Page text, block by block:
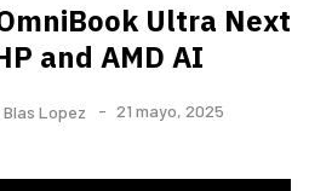
Ultra ​Next
and AMD AI
Lopez 21 mayo, 2025